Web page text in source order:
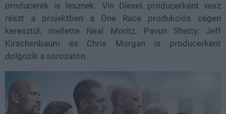
producerek is lesznek. Vin Diesel producerként vesz
részt a projektben a One Race produkciós cégen
keresztül, mellette Neal Moritz, Pavun Shetty, Jeff
Kirschenbaum és Chris Morgan is producerként
dolgozik a sorozaton.